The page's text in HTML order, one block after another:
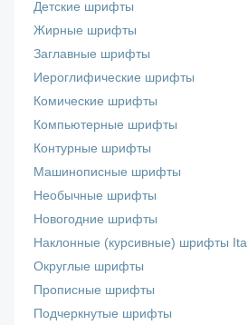
Детские шрифты
Жирные шрифты
Заглавные шрифты
Иероглифические шрифты
Комические шрифты
Компьютерные шрифты
Контурные шрифты
Машинописные шрифты
Необычные шрифты
Новогодние шрифты
Наклонные (курсивные) шрифты
Округлые шрифты
Прописные шрифты
Подчеркнутые шрифты